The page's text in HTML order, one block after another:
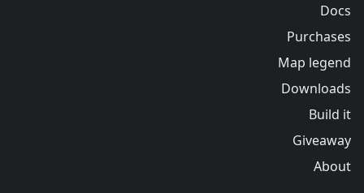
Docs
Purchases
Map legend
Downloads
Build it
Giveaway
About